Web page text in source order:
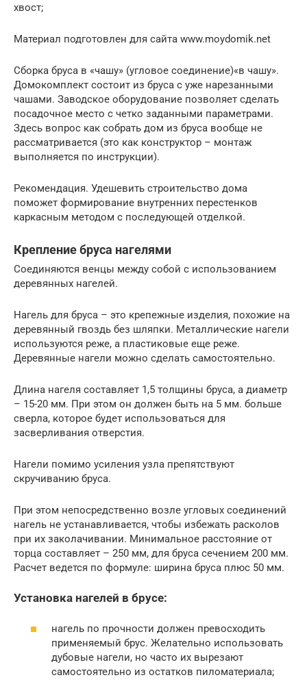
хвост;
Материал подготовлен для сайта www.moydomik.net
Сборка бруса в «чашу» (угловое соединение)«в чашу».
Домокомплект состоит из бруса с уже нарезанными
чашами. Заводское оборудование позволяет сделать
посадочное место с четко заданными параметрами.
Здесь вопрос как собрать дом из бруса вообще не
рассматривается (это как конструктор – монтаж
выполняется по инструкции).
Рекомендация. Удешевить строительство дома
поможет формирование внутренних перестенков
каркасным методом с последующей отделкой.
Крепление бруса нагелями
Соединяются венцы между собой с использованием
деревянных нагелей.
Нагель для бруса – это крепежные изделия, похожие на
деревянный гвоздь без шляпки. Металлические нагели
используются реже, а пластиковые еще реже.
Деревянные нагели можно сделать самостоятельно.
Длина нагеля составляет 1,5 толщины бруса, а диаметр
– 15-20 мм. При этом он должен быть на 5 мм. больше
сверла, которое будет использоваться для
засверливания отверстия.
Нагели помимо усиления узла препятствуют
скручиванию бруса.
При этом непосредственно возле угловых соединений
нагель не устанавливается, чтобы избежать расколов
при их заколачивании. Минимальное расстояние от
торца составляет – 250 мм, для бруса сечением 200 мм.
Расчет ведется по формуле: ширина бруса плюс 50 мм.
Установка нагелей в брусе:
нагель по прочности должен превосходить
применяемый брус. Желательно использовать
дубовые нагели, но часто их вырезают
самостоятельно из остатков пиломатериала;